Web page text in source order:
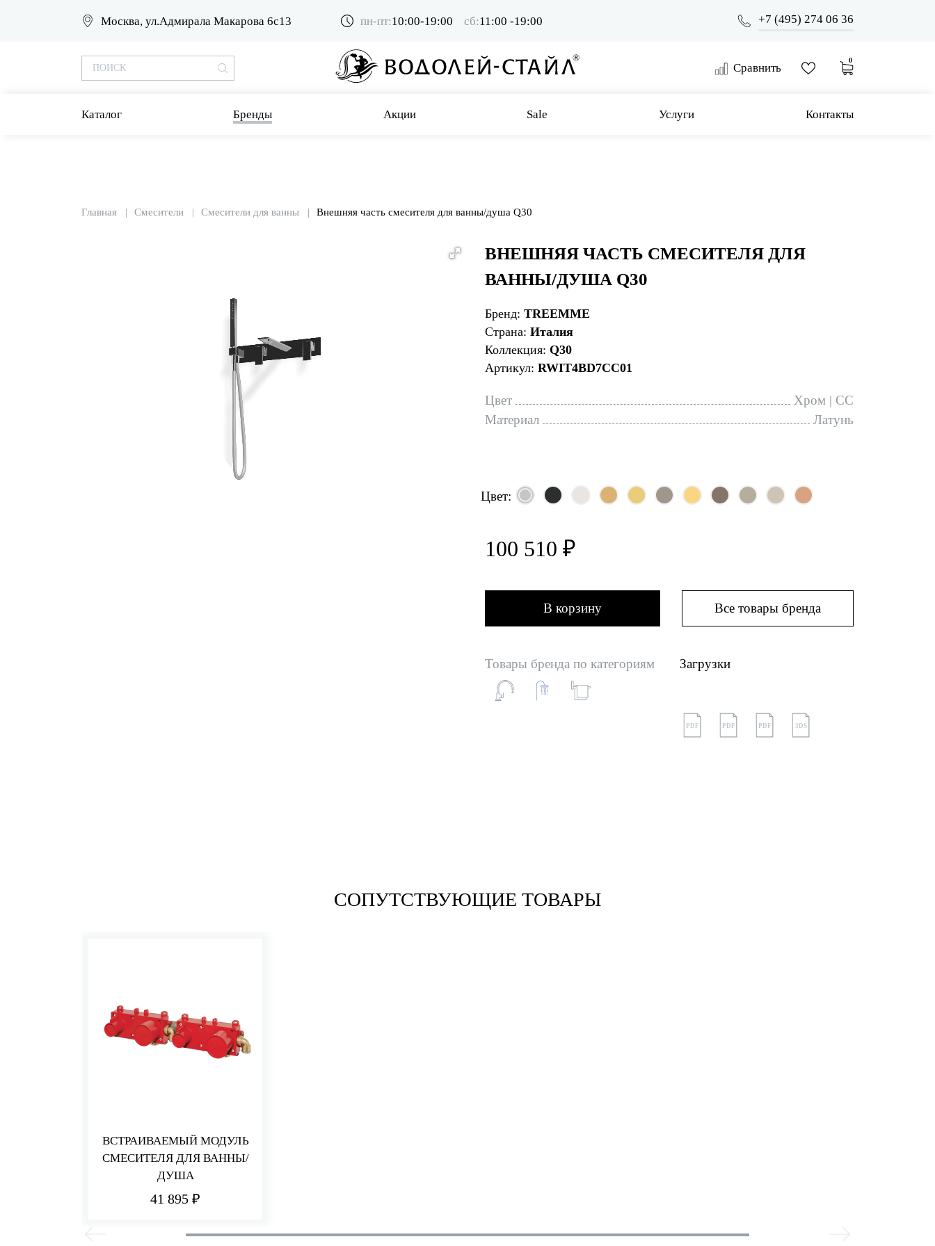
Москва, ул.Адмирала Макарова 6с13 пн-пт:10:00-19:00 сб:11:00 -19:00 +7 (495) 274 06 36
Сравнить
0
Каталог Бренды Акции Sale Услуги Контакты
Главная Смесители Смесители для ванны Внешняя часть смесителя для ванны/душа Q30
ВНЕШНЯЯ ЧАСТЬ СМЕСИТЕЛЯ ДЛЯ
ВАННЫ/ДУША Q30
Бренд: TREEMME
Страна: Италия
Коллекция: Q30
Артикул: RWIT4BD7CC01
Цвет
Хром | CC
Материал
Латунь
Цвет:
100 510 ₽
В корзину Все товары бренда
Товары бренда по категориям Загрузки
PDF PDF PDF 3DS
СОПУТСТВУЮЩИЕ ТОВАРЫ
ВСТРАИВАЕМЫЙ МОДУЛЬ
СМЕСИТЕЛЯ ДЛЯ ВАННЫ/
ДУША
41 895 ₽